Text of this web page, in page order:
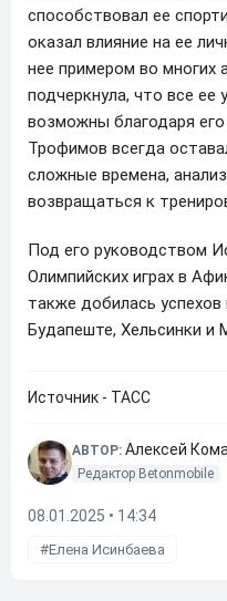
способствовал ее
оказал влияние на ее
нее примером во многих
подчеркнула, что все ее
возможны благодаря
Трофимов всегда
сложные времена,
возвращаться к
Под его руководством
Олимпийских играх в
также добилась
Будапеште, Хельсинки и
Источник - ТАСС
АВТОР: Алексей
Редактор Betonmobile
08.01.2025 • 14:34
Елена Исинбаева